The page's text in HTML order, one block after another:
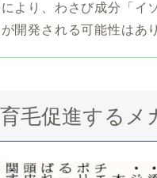
より、わさび成分「イ
開発される可能性はあ
毛促進するメ